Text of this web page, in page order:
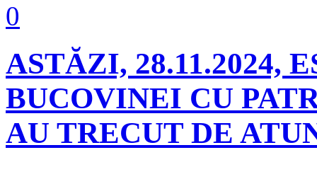
0
ASTĂZI, 28.11.2024,
BUCOVINEI CU
AU TRECUT DE